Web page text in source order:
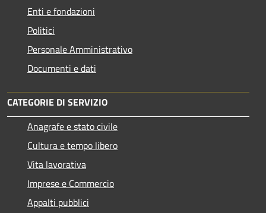
Enti e fondazioni
Politici
Personale Amministrativo
Documenti e dati
CATEGORIE DI SERVIZIO
Anagrafe e stato civile
Cultura e tempo libero
Vita lavorativa
Imprese e Commercio
Appalti pubblici